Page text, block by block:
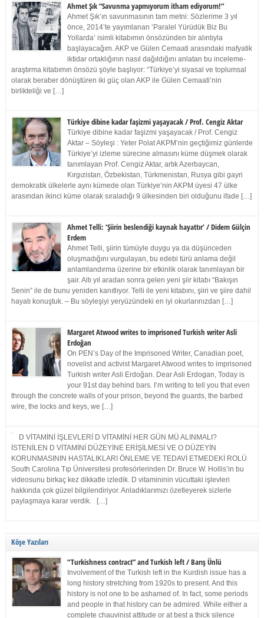
Ahmet Şık “Savunma yapmıyorum itham ediyorum!”
Ahmet Şık’ın savunmasının tam metni: Sözlerime 3 yıl
önce, 2014’te yayımlanan ‘Paralel Yürüdük Biz Bu
Yollarda’ isimli kitabımın önsözünden bir alıntıyla
başlayacağım. AKP ve Gülen Cemaati arasındaki mafyatik
iktidar ortaklığının nasıl dağıldığını anlatan bu inceleme-
araştırma kitabımın önsözü şöyle başlıyor: “Türkiye’yi siyasal ve toplumsal
olarak beraber dönüştüren iki güç olan AKP ile Gülen Cemaati’nin
birlikteliği ve […]
Türkiye dibine kadar faşizmi yaşayacak / Prof. Cengiz Aktar
Türkiye dibine kadar faşizmi yaşayacak / Prof. Cengiz
Aktar – Söyleşi : Yeter Polat AKPM’nin geçtiğimiz günlerde
Türkiye’yi izleme sürecine almasını küme düşmek olarak
tanımlayan Prof. Cengiz Aktar, artık Azerbaycan,
Kırgızistan, Özbekistan, Türkmenistan, Rusya gibi gayri
demokratik ülkelerle aynı kümede olan Türkiye’nin AKPM üyesi 47 ülke
arasından ikinci küme olarak sıraladığı 9 ülkesinden biri olduğunu ifade […]
Ahmet Telli: ‘Şiirin beslendiği kaynak hayattır’ / Didem Gülçin
Erdem
Ahmet Telli, şiirin tümüyle duygu ya da düşünceden
oluşmadığını vurgulayan, bu edebi türü anlama değil
anlamlandırma üzerine bir etkinlik olarak tanımlayan bir
şair. Altı yıl aradan sonra gelen yeni şiir kitabı “Bakışın
Senin” ile de bunu yeniden kanıtlıyor. Telli ile yeni kitabını, şiiri ve şiire dahil
hayatı konuştuk. – Bu söyleşiyi yeryüzündeki en iyi okurlarınızdan […]
Margaret Atwood writes to imprisoned Turkish writer Asli
Erdoğan
On PEN’s Day of the Imprisoned Writer, Canadian poet,
novelist and activist Margaret Atwood writes to imprisoned
Turkish writer Asli Erdoğan. Dear Asli Erdogan, Today is
your 91st day behind bars. I’m writing to tell you that even
through the concrete walls of your prison, beyond the guards, the barbed
wire, the locks and keys, we […]
D VİTAMİNİ İŞLEVLERİ D VİTAMİNİ HER GÜN MÜ ALINMALI?
İSTENİLEN D VİTAMİNİ DÜZEYİNE ERİŞİLMESİ VE O DÜZEYİN
KORUNMASININ HASTALIKLARI ÖNLEME VE TEDAVİ ETMEDEKİ ROLÜ
South Carolina Tıp Üniversitesi profesörlerinden Dr. Bruce W. Hollis’in bu
videosunu birkaç kez dikkatle izledik. D vitamininin vücuttaki işlevleri
hakkında çok güzel bilgilendiriyor. Anladıklarımızı özetleyerek sizlerle
paylaşmaya karar verdik. […]
Köşe Yazıları
“Turkishness contract” and Turkish left / Barış Ünlü
Involvement of the Turkish left in the Kurdish issue has a
long history stretching from 1920s to present. And this
history is not one to be ashamed of. In fact, some periods
and people in that history can be admired. While either a
complete chauvinist attitude or at best a thick silence